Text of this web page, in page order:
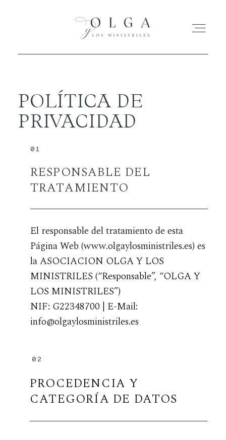
BIOGRAFÍA
POLÍTICA DE
PRIVACIDAD
RESPONSABLE DEL
TRATAMIENTO
01
El responsable del tratamiento de esta
Página Web (www.olgaylosministriles.es) es
la ASOCIACION OLGA Y LOS
MINISTRILES (“Responsable”, “OLGA Y
LOS MINISTRILES”)
NIF: G22348700 | E-Mail:
info@olgaylosministriles.es
PROCEDENCIA Y
CATEGORÍA DE DATOS
02